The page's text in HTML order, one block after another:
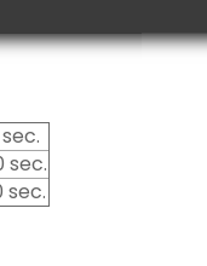
de cohésion si
sec.
sec.